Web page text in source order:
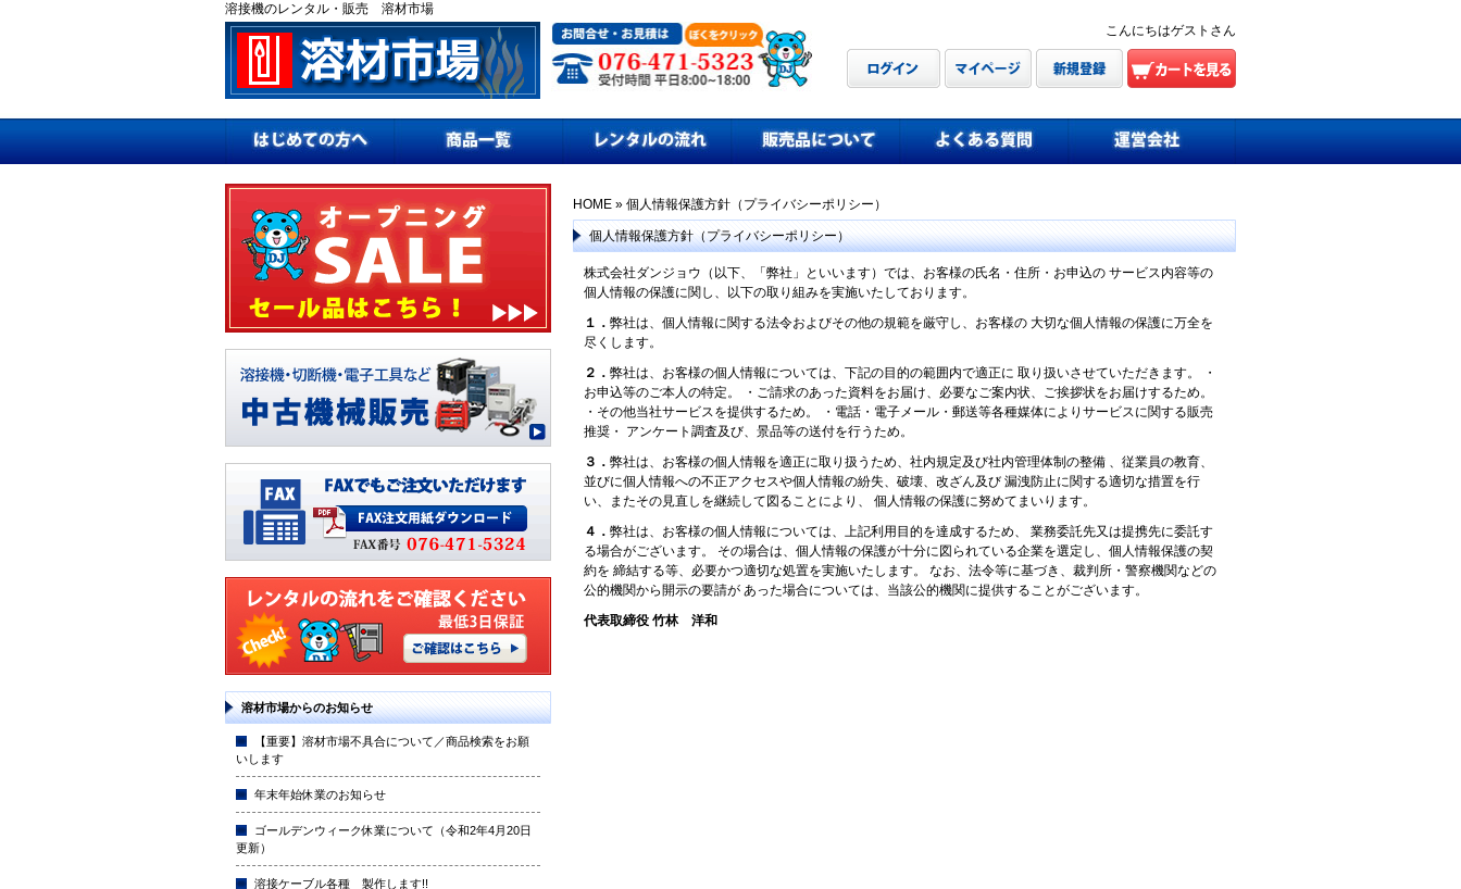
溶接機のレンタル・販売 溶材市場
こんにちはゲストさん
溶材市場からのお知らせ
【重要】溶材市場不具合について／商品検索をお願
いします
年末年始休業のお知らせ
ゴールデンウィーク休業について（令和2年4月20日
更新）
溶接ケーブル各種 製作します!!
HOME » 個人情報保護方針（プライバシーポリシー）
個人情報保護方針（プライバシーポリシー）
株式会社ダンジョウ（以下、「弊社」といいます）では、お客様の氏名・住所・お申込の サービス内容等の
個人情報の保護に関し、以下の取り組みを実施いたしております。
１． 弊社は、個人情報に関する法令およびその他の規範を厳守し、お客様の 大切な個人情報の保護に万全を
尽くします。
２． 弊社は、お客様の個人情報については、下記の目的の範囲内で適正に 取り扱いさせていただきます。 ・
お申込等のご本人の特定。 ・ご請求のあった資料をお届け、必要なご案内状、ご挨拶状をお届けするため。
・その他当社サービスを提供するため。 ・電話・電子メール・郵送等各種媒体によりサービスに関する販売
推奨・ アンケート調査及び、景品等の送付を行うため。
３． 弊社は、お客様の個人情報を適正に取り扱うため、社内規定及び社内管理体制の整備 、従業員の教育、
並びに個人情報への不正アクセスや個人情報の紛失、破壊、改ざん及び 漏洩防止に関する適切な措置を行
い、またその見直しを継続して図ることにより、 個人情報の保護に努めてまいります。
４． 弊社は、お客様の個人情報については、上記利用目的を達成するため、 業務委託先又は提携先に委託す
る場合がございます。 その場合は、個人情報の保護が十分に図られている企業を選定し、個人情報保護の契
約を 締結する等、必要かつ適切な処置を実施いたします。 なお、法令等に基づき、裁判所・警察機関などの
公的機関から開示の要請が あった場合については、当該公的機関に提供することがございます。
代表取締役 竹林 洋和